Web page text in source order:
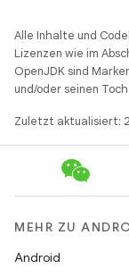
Alle Inhalte und
Lizenzen wie im
OpenJDK sind
und/oder seinen
Zuletzt aktualisiert:
MEHR ZU
Android